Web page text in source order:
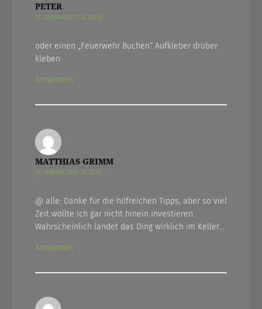
PETER
11. JANUAR 2011 AT 08.53
oder einen „Feuerwehr Buchen“ Aufkleber drüber
kleben
Antworten
MATTHIAS GRIMM
11. JANUAR 2011 AT 12.12
@ alle: Danke für die hilfreichen Tipps, aber so viel
Zeit wollte ich gar nicht hinein investieren.
Wahrscheinlich landet das Ding wirklich im Keller…
Antworten